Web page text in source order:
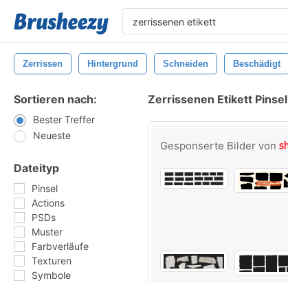
Zerrissen Hintergrund Schneiden Beschädigt
Sortieren nach:
Bester Treffer
Neueste
Dateityp
Pinsel
Actions
PSDs
Muster
Farbverläufe
Texturen
Symbole
Zerrissenen Etikett Pinsel
Gesponserte Bilder von